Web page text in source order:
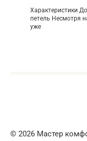
Характеристики
петель Несмотря
уже
© 2026 Мастер